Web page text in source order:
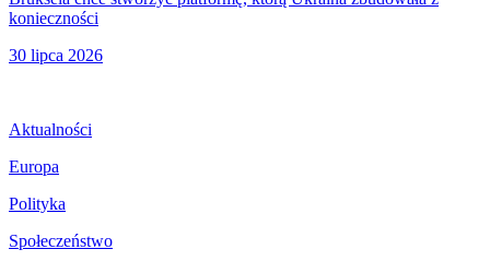
konieczności
30 lipca 2026
Aktualności
Europa
Polityka
Społeczeństwo